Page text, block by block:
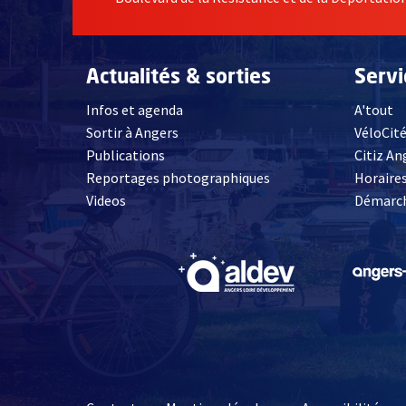
Actualités & sorties
Infos et agenda
Sortir à Angers
Publications
Reportages photographiques
Videos, Ouvre une nouvelle fenêtre
A'tout
VéloCité
Citiz
, Ouvre une